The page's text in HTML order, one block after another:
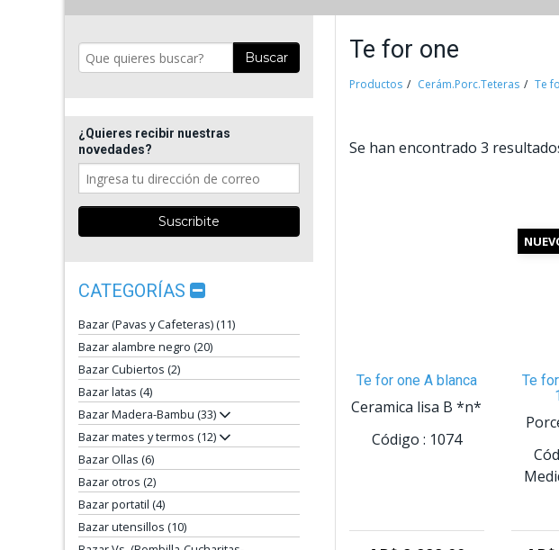
Buscar
¿Quieres recibir nuestras
novedades?
CATEGORÍAS
Bazar (Pavas y Cafeteras) (11)
Bazar alambre negro (20)
Bazar Cubiertos (2)
Bazar latas (4)
Bazar Madera-Bambu (33)
Bazar mates y termos (12)
Bazar Ollas (6)
Bazar otros (2)
Bazar portatil (4)
Bazar utensillos (10)
Te for one
Productos Cerám.Porc.Teteras Te
Se han encontrado 3
Te for one A blanca
Ceramica lisa B *n*
Código : 1074
Te